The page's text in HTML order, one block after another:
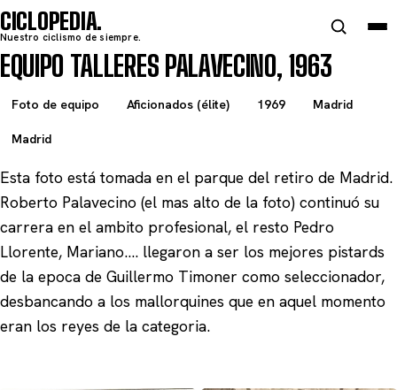
CICLOPEDIA
Nuestro ciclismo de siempre.
EQUIPO TALLERES PALAVECINO, 1963
Foto de equipo Aficionados (élite) 1969 Madrid
Madrid
Esta foto está tomada en el parque del retiro de Madrid.
Roberto Palavecino (el mas alto de la foto) continuó su
carrera en el ambito profesional, el resto Pedro
Llorente, Mariano…. llegaron a ser los mejores pistards
de la epoca de Guillermo Timoner como seleccionador,
desbancando a los mallorquines que en aquel momento
eran los reyes de la categoria.